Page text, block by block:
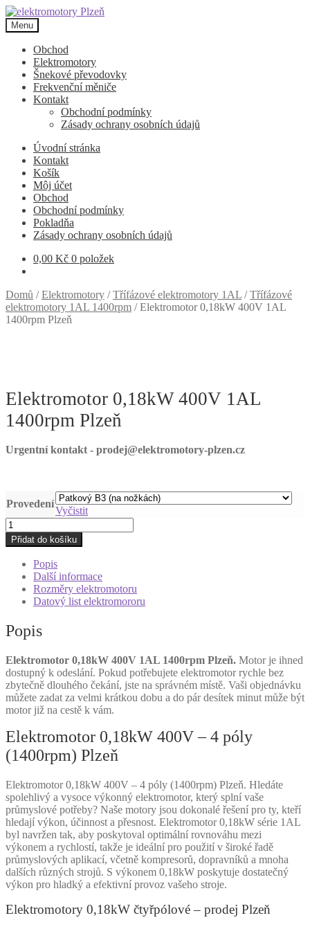
Přeskočit
na
navigaci
Přejít
k
obsahu
webu
Menu
Obchod
Elektromotory
Šnekové převodovky
Frekvenční měniče
Kontakt
Obchodní podmínky
Zásady ochrany osobních údajů
Úvodní stránka
Kontakt
Košík
Môj účet
Obchod
Obchodní podmínky
Pokladňa
Zásady ochrany osobních údajů
0,00 Kč 0 položek
Domů /Elektromotory /Třífázové elektromotory 1AL /Třífázové
elektromotory 1AL 1400rpm /Elektromotor 0,18kW 400V 1AL
1400rpm Plzeň
Elektromotor 0,18kW 400V 1AL
1400rpm Plzeň
Urgentní kontakt - prodej@elektromotory-plzen.cz
Provedení
Vyčistit
Elektromotor
0,18kW
400V
1AL
1400rpm
Plzeň
množství
Přidat do košíku
Popis
Další informace
Rozměry elektromotoru
Datový list elektromororu
Popis
Elektromotor 0,18kW 400V 1AL 1400rpm Plzeň. Motor je ihned
dostupný k odeslání. Pokud potřebujete elektromotor rychle bez
zbytečně dlouhého čekání, jste na správném místě. Vaši objednávku
můžete zadat za velmi krátkou dobu a do pár desítek minut může být
motor již na cestě k vám.
Elektromotor 0,18kW 400V – 4 póly
(1400rpm) Plzeň
Elektromotor 0,18kW 400V – 4 póly (1400rpm) Plzeň. Hledáte
spolehlivý a vysoce výkonný elektromotor, který splní vaše
průmyslové potřeby? Naše motory jsou dokonalé řešení pro ty, kteří
hledají výkon, účinnost a přesnost. Elektromotor 0,18kW série 1AL
byl navržen tak, aby poskytoval optimální rovnováhu mezi
výkonem a rychlostí, takže je ideální pro použití v široké řadě
průmyslových aplikací, včetně kompresorů, dopravníků a mnoha
dalších různých strojů. S výkonem 0,18kW poskytuje dostatečný
výkon pro hladký a efektivní provoz vašeho stroje.
Elektromotory 0,18kW čtyřpólové – prodej Plzeň